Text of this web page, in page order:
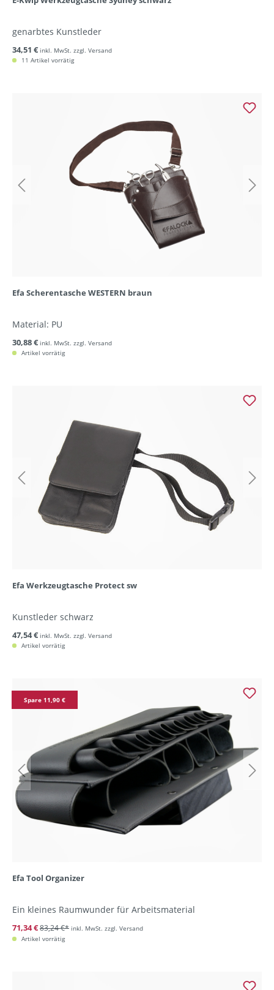
genarbtes Kunstleder
34,51 € inkl. MwSt. zzgl. Versand
11 Artikel vorrätig
Efa Scherentasche WESTERN braun
Material: PU
30,88 € inkl. MwSt. zzgl. Versand
Artikel vorrätig
Efa Werkzeugtasche Protect sw
Kunstleder schwarz
47,54 € inkl. MwSt. zzgl. Versand
Artikel vorrätig
Spare 11,90 €
Efa Tool Organizer
Ein kleines Raumwunder für Arbeitsmaterial
71,34 €83,24 €* inkl. MwSt. zzgl. Versand
Artikel vorrätig